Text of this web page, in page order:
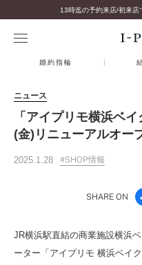
婚約指輪
ニュース
「アイプリモ横浜ベ
(金)リニューアルオー
2025.1.28 SHOP情報
SHARE ON
JR横浜駅直結の商業施設横浜
ーター「アイプリモ 横浜ベイ